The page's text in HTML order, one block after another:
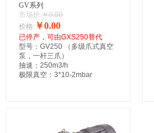
GV系列
市场价:￥0.00
价格: ￥0.00
已停产，可由GXS250替代
型号：GV250 （多级爪式真空
泵，一杆三爪）
抽速：250m3/h
极限真空：3*10-2mbar